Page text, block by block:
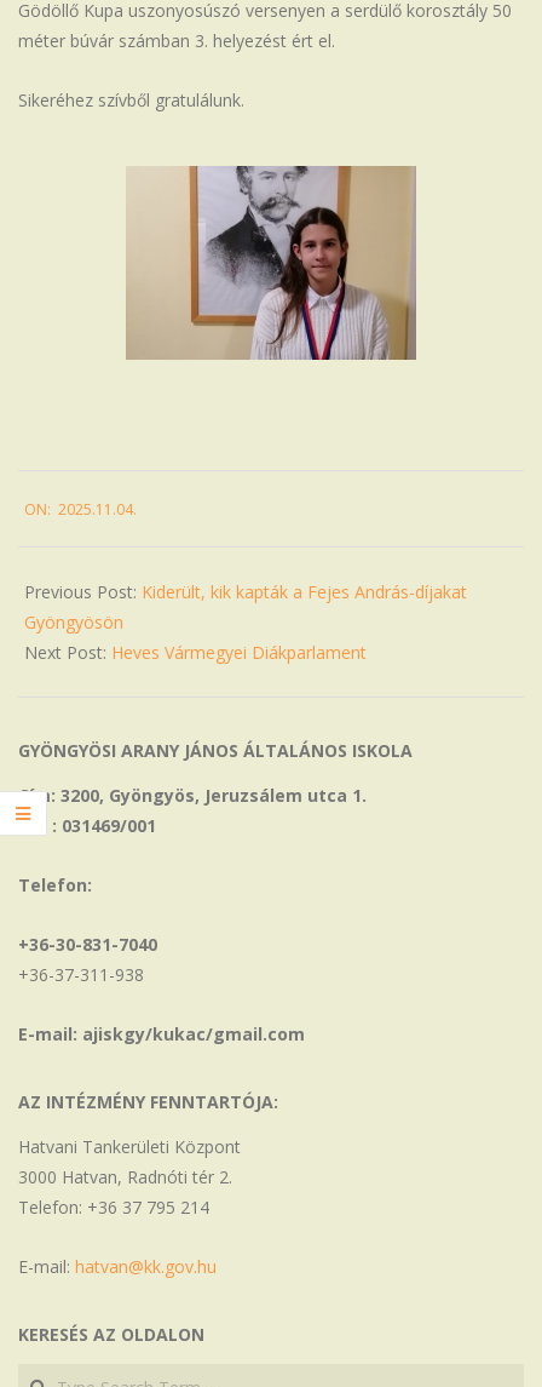
Iskola
Gödöllő Kupa uszonyosúszó versenyen a serdülő korosztály 50
méter búvár számban 3. helyezést ért el.
Sikeréhez szívből gratulálunk.
11-
ON: 2025.11.04.
Previous Post: Kiderült, kik kapták a Fejes András-díjakat
Gyöngyösön
Next Post: Heves Vármegyei Diákparlament
GYÖNGYÖSI ARANY JÁNOS ÁLTALÁNOS ISKOLA
Cím: 3200, Gyöngyös, Jeruzsálem utca 1.
OM : 031469/001
Telefon:
+36-30-831-7040
+36-37-311-938
E-mail: ajiskgy/kukac/gmail.com
AZ INTÉZMÉNY FENNTARTÓJA:
Hatvani Tankerületi Központ
3000 Hatvan, Radnóti tér 2.
Telefon: +36 37 795 214
E-mail: hatvan@kk.gov.hu
KERESÉS AZ OLDALON
Search
Search